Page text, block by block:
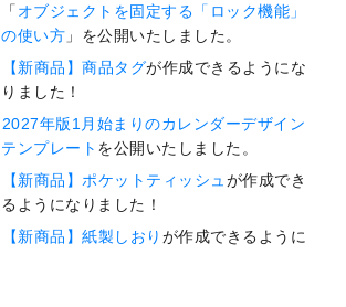
「 オブジェクトを固定する「ロック機能」
の使い方 」を公開いたしました。
【新商品】商品タグが作成できるようにな
りました！
2027年版1月始まりのカレンダーデザイン
テンプレート を公開いたしました。
【新商品】ポケットティッシュが作成でき
るようになりました！
【新商品】紙製しおり が作成できるように